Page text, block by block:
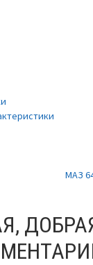
МАЗ